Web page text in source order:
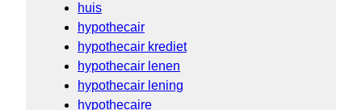
huis
hypothecair
hypothecair krediet
hypothecair lenen
hypothecair lening
hypothecaire